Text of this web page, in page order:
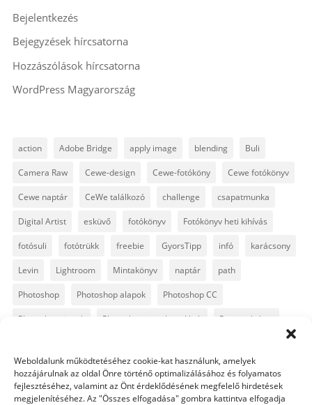
Weboldalunk működtetéséhez cookie-kat használunk, amelyek
hozzájárulnak az oldal Önre történő optimalizálásához és folyamatos
fejlesztéséhez, valamint az Önt érdeklődésének megfelelő hirdetések
megjelenítéséhez. Az "Összes elfogadása" gombra kattintva elfogadja
Bejelentkezés
Bejegyzések hírcsatorna
Hozzászólások hírcsatorna
WordPress Magyarország
action Adobe Bridge apply image blending Buli
Camera Raw Cewe-design Cewe-fotóköny Cewe fotókönyv
Cewe naptár CeWe találkozó challenge csapatmunka
Digital Artist esküvő fotókönyv Fotókönyv heti kihívás
fotósuli fotótrükk freebie GyorsTipp infó karácsony
Levin Lightroom Mintakönyv naptár path
Photoshop Photoshop alapok Photoshop CC
Photoshop tippek Photoshop tippek, trükkök Postworkshop
szövegszerkesztés template text Topaz trükkök
videó vintage